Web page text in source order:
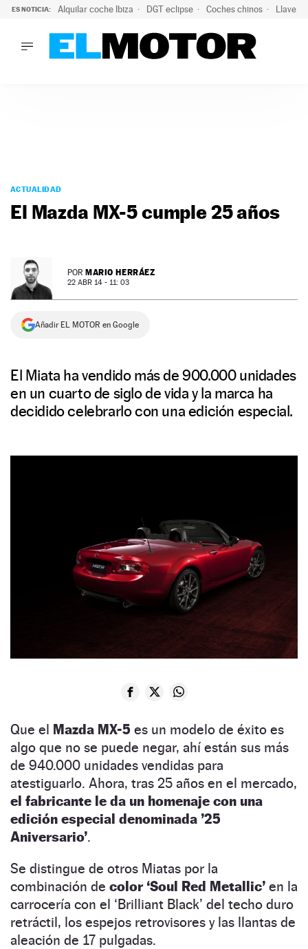
ES NOTICIA: Alquilar coche Ibiza DGT eclipse Coches chinos Llaves
PODCAST
MOTOS
MOTORTV
PREMIOS
SERVICIOS
NEWSLETTER
SÍGUENOS
ACTUALIDAD
El Mazda MX-5 cumple 25 años
POR MARIO HERRÁEZ
22 ABR 14 - 11: 03
Añadir EL MOTOR en Google
El Miata ha vendido más de 900.000 unidades
en un cuarto de siglo de vida y la marca ha
decidido celebrarlo con una edición especial.
Que el Mazda MX-5 es un modelo de éxito es
algo que no se puede negar, ahí están sus más
de 940.000 unidades vendidas para
atestiguarlo. Ahora, tras 25 años en el mercado,
el fabricante le da un homenaje con una
edición especial denominada ’25
Aniversario’.
Se distingue de otros Miatas por la
combinación de color ‘Soul Red Metallic’ en la
carrocería con el ‘Brilliant Black’ del techo duro
retráctil, los espejos retrovisores y las llantas de
aleación de 17 pulgadas.